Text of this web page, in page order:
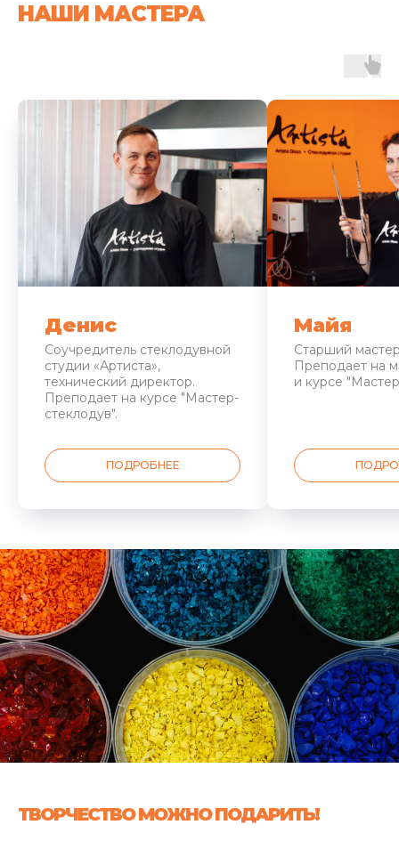
НАШИ МАСТЕРА
Денис
Соучредитель стеклодувной
студии «Артиста»,
технический директор.
Преподает на курсе "Мастер-
стеклодув".
ПОДРОБНЕЕ
Майя
Старший
Преподает на
и курсе
ТВОРЧЕСТВО МОЖНО ПОДАРИТЬ!